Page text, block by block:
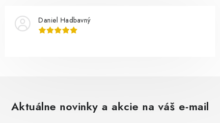
Daniel Hadbavný
Aktuálne novinky a akcie na váš e-mail